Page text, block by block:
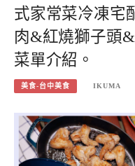
式家常菜冷凍宅
肉&紅燒獅子頭
菜單介紹。
美食-台中美食 IKUMA